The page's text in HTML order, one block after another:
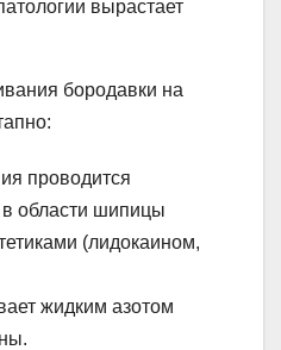
вырастает
бородавки на
проводится
области шипицы
(лидокаином,
жидким азотом